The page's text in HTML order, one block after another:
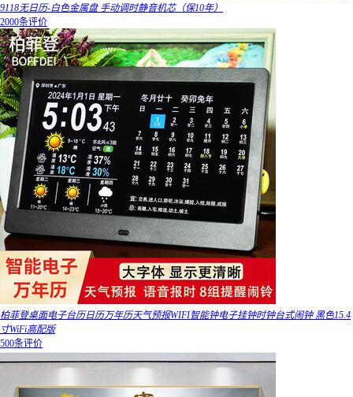
9118无日历-白色金属盘 手动调时静音机芯（保10年）
2000条评价
柏菲登桌面电子台历日历万年历天气预报WIFI智能钟电子挂钟时钟台式闹钟 黑色15.4
寸WiFi高配版
500条评价